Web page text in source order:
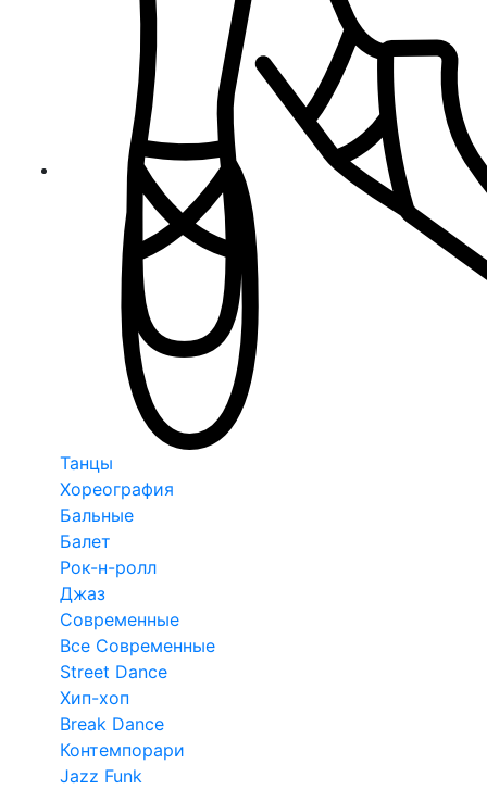
Танцы
Хореография
Бальные
Балет
Рок-н-ролл
Джаз
Современные
Все Современные
Street Dance
Хип-хоп
Break Dance
Контемпорари
Jazz Funk